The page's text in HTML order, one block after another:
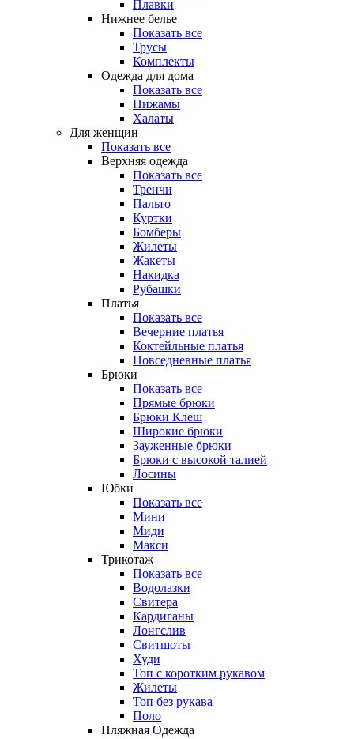
Плавки
Нижнее белье
Показать все
Трусы
Комплекты
Одежда для дома
Показать все
Пижамы
Халаты
Для женщин
Показать все
Верхняя одежда
Показать все
Тренчи
Пальто
Куртки
Бомберы
Жилеты
Жакеты
Накидка
Рубашки
Платья
Показать все
Вечерние платья
Коктейльные платья
Повседневные платья
Брюки
Показать все
Прямые брюки
Брюки Клеш
Широкие брюки
Зауженные брюки
Брюки с высокой талией
Лосины
Юбки
Показать все
Мини
Миди
Макси
Трикотаж
Показать все
Водолазки
Свитера
Кардиганы
Лонгслив
Свитшоты
Худи
Топ с коротким рукавом
Жилеты
Топ без рукава
Поло
Пляжная Одежда